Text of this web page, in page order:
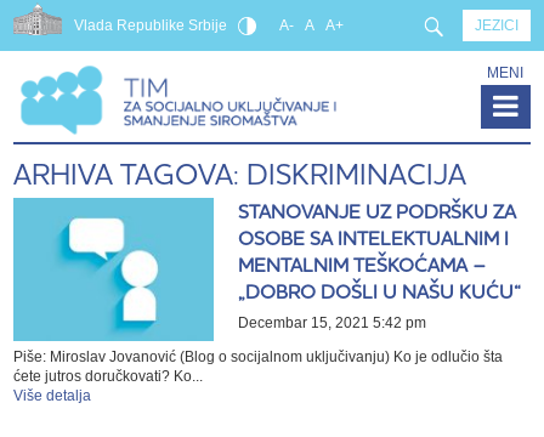
Vlada Republike Srbije JEZICI
A- A A+
MENI
ARHIVA TAGOVA: DISKRIMINACIJA
STANOVANJE UZ PODRŠKU ZA
OSOBE SA INTELEKTUALNIM I
MENTALNIM TEŠKOĆAMA –
„DOBRO DOŠLI U NAŠU KUĆU“
Decembar 15, 2021 5:42 pm
Piše: Miroslav Jovanović (Blog o socijalnom uključivanju) Ko je odlučio šta
ćete jutros doručkovati? Ko...
Više detalja